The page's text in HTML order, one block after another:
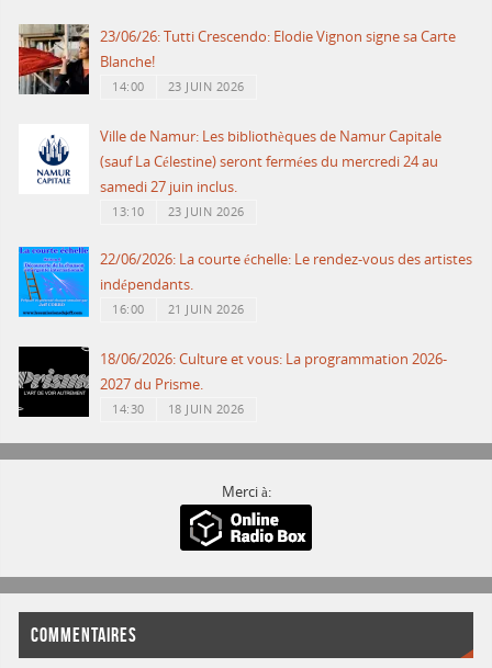
23/06/26: Tutti Crescendo: Elodie Vignon signe sa Carte
Blanche!
14:00 23 JUIN 2026
Ville de Namur: Les bibliothèques de Namur Capitale
(sauf La Célestine) seront fermées du mercredi 24 au
samedi 27 juin inclus.
13:10 23 JUIN 2026
22/06/2026: La courte échelle: Le rendez-vous des artistes
indépendants.
16:00 21 JUIN 2026
18/06/2026: Culture et vous: La programmation 2026-
2027 du Prisme.
14:30 18 JUIN 2026
Merci à:
COMMENTAIRES